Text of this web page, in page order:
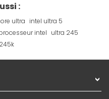
:
ultra intel ultra 5
intel ultra 245